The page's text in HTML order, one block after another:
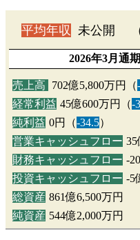
平均年収 未公開
2026年3月
売上高 702億5,800万円（
経常利益 45億600万円（-
純利益 0円（-34.5）
営業キャッシュフロー 35
財務キャッシュフロー -
投資キャッシュフロー -5
総資産 861億6,500万円
純資産 544億2,000万円